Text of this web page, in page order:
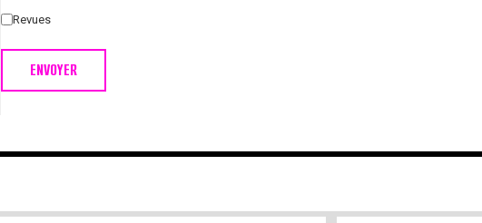
Revues
ENVOYER